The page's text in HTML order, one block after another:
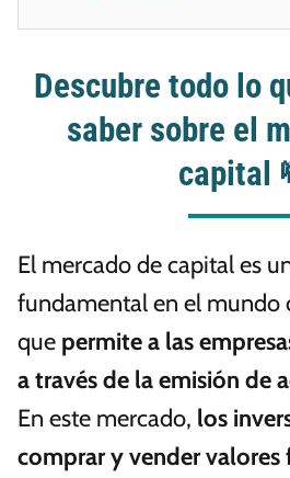
Descubre todo lo
saber sobre el
capital
El mercado de capital es
fundamental en el mundo
que permite a las
a través de la emisión de
En este mercado, los
comprar y vender valores